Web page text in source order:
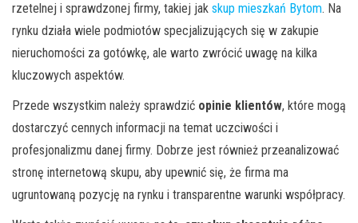
rzetelnej i sprawdzonej firmy, takiej jak skup mieszkań Bytom. Na
rynku działa wiele podmiotów specjalizujących się w zakupie
nieruchomości za gotówkę, ale warto zwrócić uwagę na kilka
kluczowych aspektów.
Przede wszystkim należy sprawdzić opinie klientów, które mogą
dostarczyć cennych informacji na temat uczciwości i
profesjonalizmu danej firmy. Dobrze jest również przeanalizować
stronę internetową skupu, aby upewnić się, że firma ma
ugruntowaną pozycję na rynku i transparentne warunki współpracy.